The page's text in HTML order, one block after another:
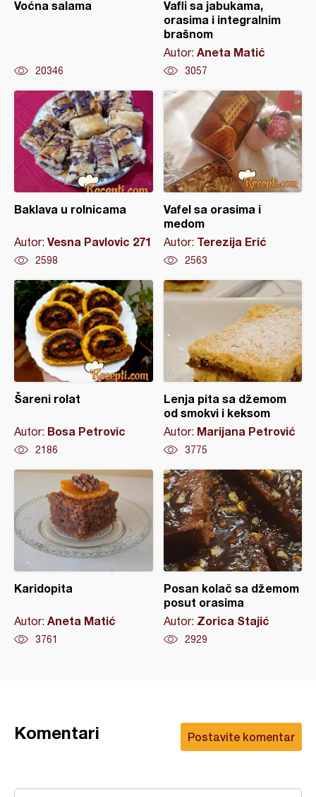
Voćna salama
20346
Vafli sa jabukama,
orasima i integralnim
brašnom
Autor: Aneta Matić
3057
Baklava u rolnicama
Autor: Vesna Pavlovic 271
2598
Vafel sa orasima i
medom
Autor: Terezija Erić
2563
Šareni rolat
Autor: Bosa Petrovic
2186
Lenja pita sa džemom
od smokvi i keksom
Autor: Marijana Petrović
3775
Karidopita
Autor: Aneta Matić
3761
Posan kolač sa džemom
posut orasima
Autor: Zorica Stajić
2929
Postavite komentar
Komentari